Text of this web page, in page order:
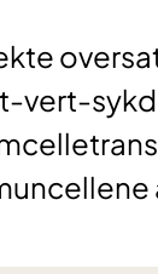
vert-